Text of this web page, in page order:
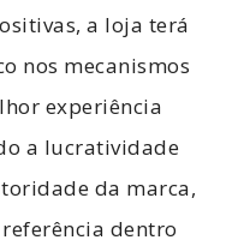
a loja terá
nos mecanismos
experiência
a lucratividade
da marca,
dentro